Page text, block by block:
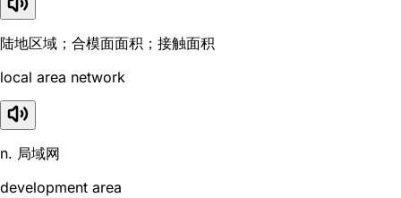
陆地区域；合模面面积；接触面积
local area network
n. 局域网
development area